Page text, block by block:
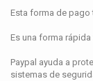
Esta forma de pago
Es una forma
Paypal ayuda a
sistemas de